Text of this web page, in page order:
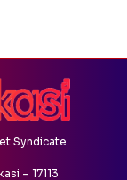
Syndicate
– 17113